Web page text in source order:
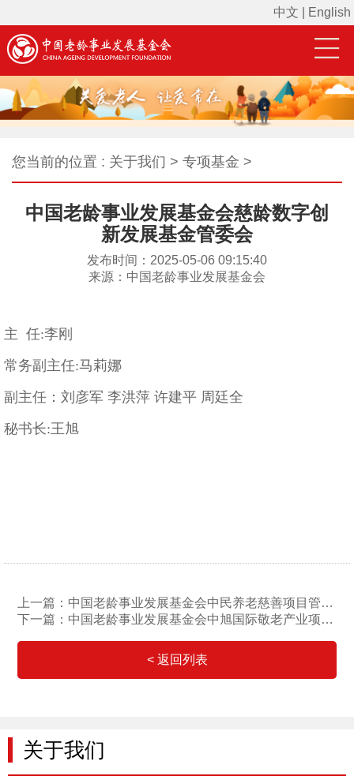
English
中文
您当前的位置 : 关于我们 > 专项基金 >
中国老龄事业发展基金会慈龄数字创
新发展基金管委会
发布时间：2025-05-06 09:15:40
来源：中国老龄事业发展基金会
主 任:李刚
常务副主任:马莉娜
副主任：刘彦军 李洪萍 许建平 周廷全
秘书长:王旭
上一篇：中国老龄事业发展基金会中民养老慈善项目管理办公室
下一篇：中国老龄事业发展基金会中旭国际敬老产业项目管理办公室
< 返回列表
关于我们